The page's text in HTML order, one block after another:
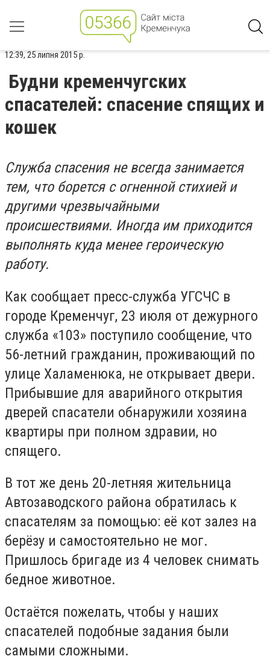
12:39, 25 липня 2015 р.
Будни кременчугских
спасателей: спасение спящих и
кошек
Служба спасения не всегда занимается
тем, что борется с огненной стихией и
другими чрезвычайными
происшествиями. Иногда им приходится
выполнять куда менее героическую
работу.
Как сообщает пресс-служба УГСЧС в
городе Кременчуг, 23 июля от дежурного
служба «103» поступило сообщение, что
56-летний гражданин, проживающий по
улице Халаменюка, не открывает двери.
Прибывшие для аварийного открытия
дверей спасатели обнаружили хозяина
квартиры при полном здравии, но
спящего.
В тот же день 20-летняя жительница
Автозаводского района обратилась к
спасателям за помощью: её кот залез на
берёзу и самостоятельно не мог.
Пришлось бригаде из 4 человек снимать
бедное животное.
Остаётся пожелать, чтобы у наших
спасателей подобные задания были
самыми сложными.